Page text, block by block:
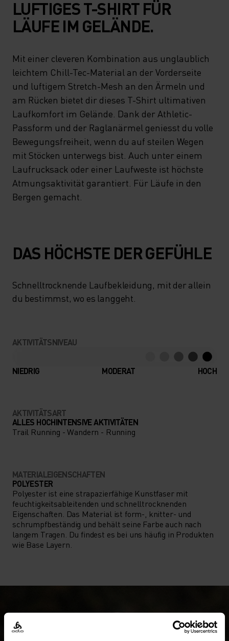
LUFTIGES T-SHIRT FÜR
LÄUFE IM GELÄNDE.
Mit einer cleveren Kombination aus unglaublich
leichtem Chill-Tec-Material an der Vorderseite
und luftigem Stretch-Mesh an den Ärmeln und
am Rücken bietet dir dieses T-Shirt ultimativen
Laufkomfort im Gelände. Dank der Athletic-
Passform und der Raglanärmel geniesst du volle
Bewegungsfreiheit, wenn du auf steilen Wegen
mit Stöcken unterwegs bist. Auch unter einem
Laufrucksack oder einer Laufweste ist höchste
Atmungsaktivität garantiert. Für Läufe in den
Bergen gemacht.
DAS HÖCHSTE DER GEFÜHLE
Schnelltrocknende Laufbekleidung, mit der allein
du bestimmst, wo es langgeht.
AKTIVITÄTSNIVEAU
NIEDRIG MODERAT HOCH
AKTIVITÄTSART
ALLES HOCHINTENSIVE AKTIVITÄTEN
Trail Running - Wandern - Running
MATERIALEIGENSCHAFTEN
POLYESTER
Polyester ist eine strapazierfähige Kunstfaser mit
feuchtigkeitsableitenden und schnelltrocknenden
Eigenschaften. Das Material ist form-, knitter- und
schrumpfbeständig und behält seine Farbe auch nach
langem Tragen. Du findest es bei uns häufig in Produkten
wie Base Layern.